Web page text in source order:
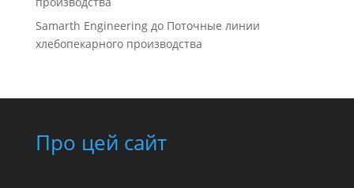
Samarth Engineeringдо Поточные линии
хлебопекарного производства
Про цей сайт